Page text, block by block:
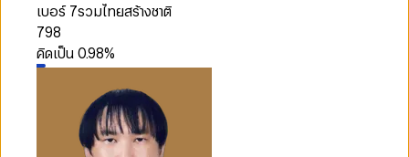
เบอร์ 7รวมไทยสร้างชาติ
798
คิดเป็น0.98%